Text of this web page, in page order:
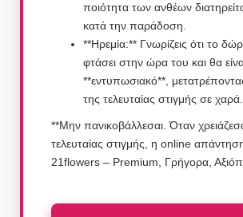
ποιότητα των ανθέων
κατά την παράδοση.
**Ηρεμία:** Γνωρίζεις ότι το
φτάσει στην ώρα του και θα
**εντυπωσιακό**,
της τελευταίας στιγμής σε χαρά.
**Μην πανικοβάλλεσαι. Όταν
τελευταίας στιγμής, η online απάντηση
21flowers – Premium, Γρήγορα,